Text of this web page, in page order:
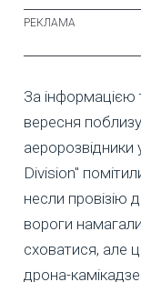
За інформацією
вересня
аеророзвідники
Division"
несли провізію
вороги
сховатися, але
дрона-